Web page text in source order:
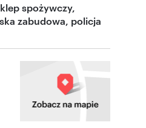
spożywczy,
zabudowa, policja